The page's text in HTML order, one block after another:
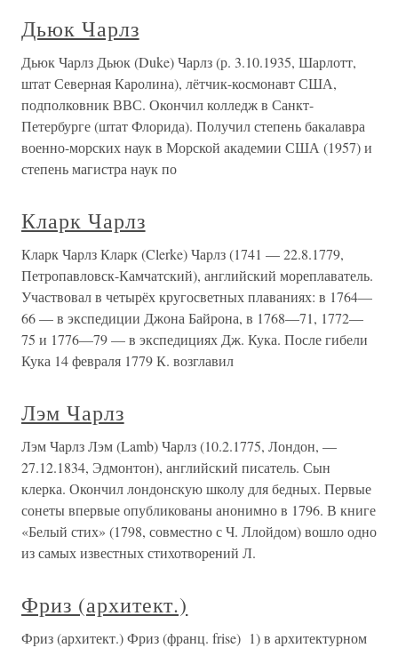
Дьюк Чарлз
Дьюк Чарлз Дьюк (Duke) Чарлз (р. 3.10.1935, Шарлотт,
штат Северная Каролина), лётчик-космонавт США,
подполковник ВВС. Окончил колледж в Санкт-
Петербурге (штат Флорида). Получил степень бакалавра
военно-морских наук в Морской академии США (1957) и
степень магистра наук по
Кларк Чарлз
Кларк Чарлз Кларк (Clerke) Чарлз (1741 — 22.8.1779,
Петропавловск-Камчатский), английский мореплаватель.
Участвовал в четырёх кругосветных плаваниях: в 1764—
66 — в экспедиции Джона Байрона, в 1768—71, 1772—
75 и 1776—79 — в экспедициях Дж. Кука. После гибели
Кука 14 февраля 1779 К. возглавил
Лэм Чарлз
Лэм Чарлз Лэм (Lamb) Чарлз (10.2.1775, Лондон, —
27.12.1834, Эдмонтон), английский писатель. Сын
клерка. Окончил лондонскую школу для бедных. Первые
сонеты впервые опубликованы анонимно в 1796. В книге
«Белый стих» (1798, совместно с Ч. Ллойдом) вошло одно
из самых известных стихотворений Л.
Фриз (архитект.)
Фриз (архитект.) Фриз (франц. frise) 1) в архитектурном